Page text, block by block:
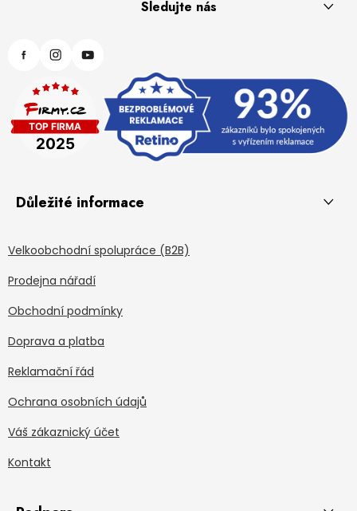
Sledujte nás
Důležité informace
Velkoobchodní spolupráce (B2B)
Prodejna nářadí
Obchodní podmínky
Doprava a platba
Reklamační řád
Ochrana osobních údajů
Váš zákaznický účet
Kontakt